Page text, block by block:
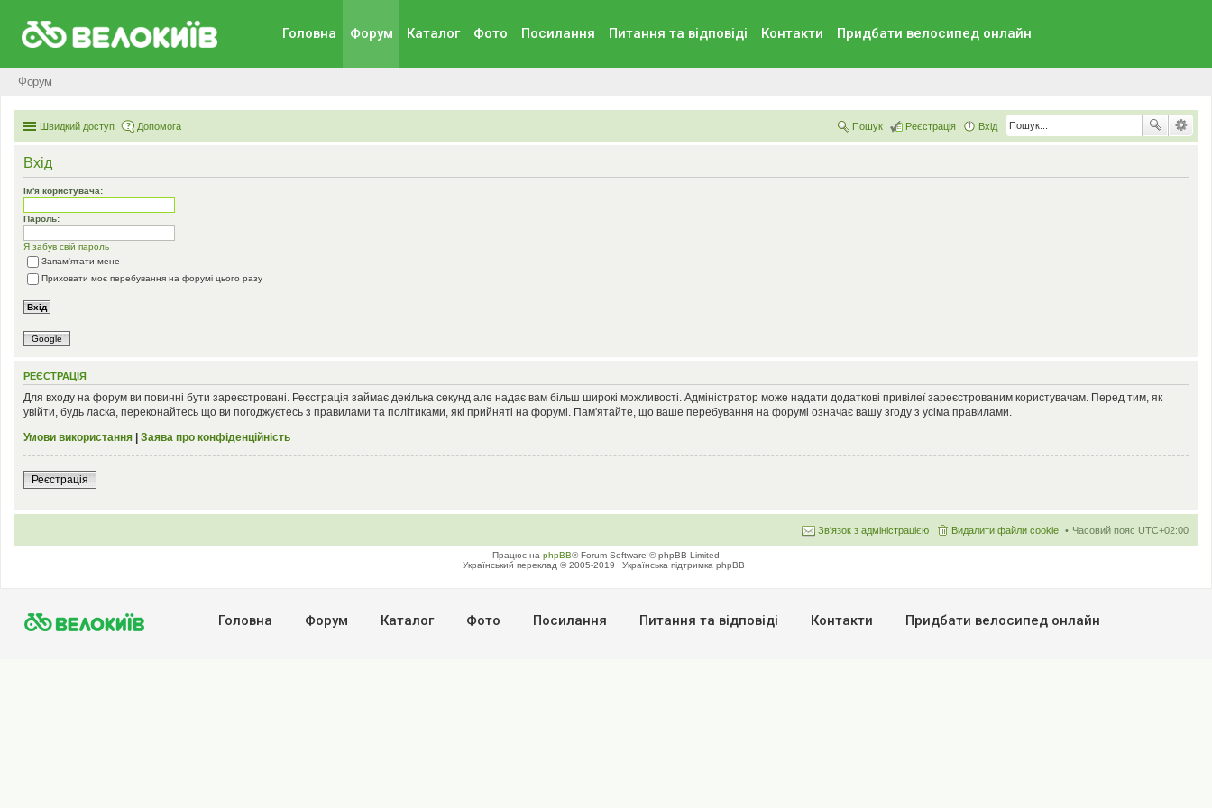
Головна Форум Каталог Фото Посилання Питання та вiдповiдi Контакти Придбати велосипед онлайн
Форум
Швидкий доступ Допомога Вхід
Реєстрація
Пошук
Вхід
Ім'я користувача:
Пароль:
Я забув свій пароль
Запам'ятати мене
Приховати моє перебування на форумі цього разу
Google
РЕЄСТРАЦІЯ
Для входу на форум ви повинні бути зареєстровані. Реєстрація займає декілька секунд але надає вам більш широкі можливості. Адміністратор може надати додаткові привілеї зареєстрованим користувачам. Перед тим, як
увійти, будь ласка, переконайтесь що ви погоджуєтесь з правилами та політиками, які прийняті на форумі. Пам'ятайте, що ваше перебування на форумі означає вашу згоду з усіма правилами.
Умови використання | Заява про конфіденційність
Реєстрація
Часовий пояс UTC+02:00
Видалити файли cookie
Зв'язок з адміністрацією
Працює на phpBB® Forum Software © phpBB Limited
Український переклад © 2005-2019
Українська підтримка phpBB
Головна Форум Каталог Фото Посилання Питання та вiдповiдi Контакти Придбати велосипед онлайн